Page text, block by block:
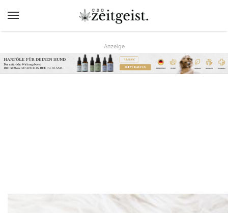
Menü
Anzeige
AB 9,90€
JETZT KAUFEN
www.hunreys.de